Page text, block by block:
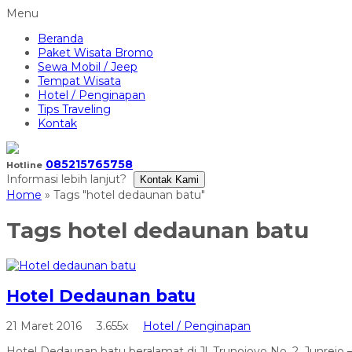
Menu
Beranda
Paket Wisata Bromo
Sewa Mobil / Jeep
Tempat Wisata
Hotel / Penginapan
Tips Traveling
Kontak
Hotline 085215765758
Informasi lebih lanjut?
Kontak Kami
Home » Tags "hotel dedaunan batu"
Tags hotel dedaunan batu
Hotel Dedaunan batu
21 Maret 2016 3.655x
Hotel / Penginapan